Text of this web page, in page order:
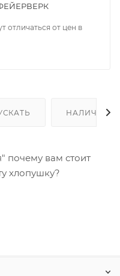
отличаться от цен в
НАЛИЧИЕ
почему вам стоит
хлопушку?